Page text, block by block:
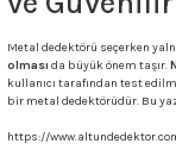
Metal dedektörü seçerken
olması da büyük önem taşır.
kullanıcı tarafından test
bir metal dedektörüdür. Bu
https://